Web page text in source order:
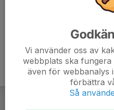
Vi använder oss av
webbplats ska
även för webbanalys
förbättra
Så